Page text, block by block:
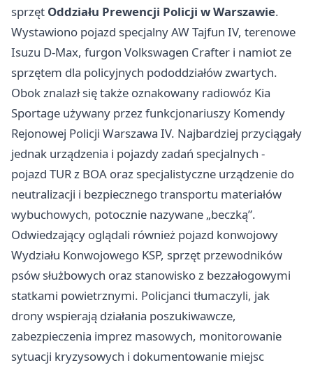
sprzęt Oddziału Prewencji Policji w Warszawie.
Wystawiono pojazd specjalny AW Tajfun IV, terenowe
Isuzu D-Max, furgon Volkswagen Crafter i namiot ze
sprzętem dla policyjnych pododdziałów zwartych.
Obok znalazł się także oznakowany radiowóz Kia
Sportage używany przez funkcjonariuszy Komendy
Rejonowej Policji Warszawa IV. Najbardziej przyciągały
jednak urządzenia i pojazdy zadań specjalnych -
pojazd TUR z BOA oraz specjalistyczne urządzenie do
neutralizacji i bezpiecznego transportu materiałów
wybuchowych, potocznie nazywane „beczką”.
Odwiedzający oglądali również pojazd konwojowy
Wydziału Konwojowego KSP, sprzęt przewodników
psów służbowych oraz stanowisko z bezzałogowymi
statkami powietrznymi. Policjanci tłumaczyli, jak
drony wspierają działania poszukiwawcze,
zabezpieczenia imprez masowych, monitorowanie
sytuacji kryzysowych i dokumentowanie miejsc